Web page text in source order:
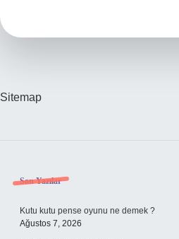
Sitemap
Sidebar
Son Yazılar
Kutu kutu pense oyunu ne demek ?
Ağustos 7, 2026